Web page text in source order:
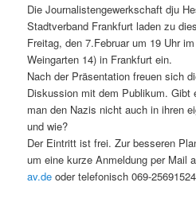
Die Journalistengewerkschaft dju
Stadtverband Frankfurt laden zu
Freitag, den 7.Februar um 19 Uhr
Weingarten 14) in Frankfurt ein.
Nach der Präsentation freuen sich
Diskussion mit dem Publikum. Gibt
man den Nazis nicht auch in ihren
und wie?
Der Eintritt ist frei. Zur besseren
um eine kurze Anmeldung per Mail
av.de oder telefonisch 069-